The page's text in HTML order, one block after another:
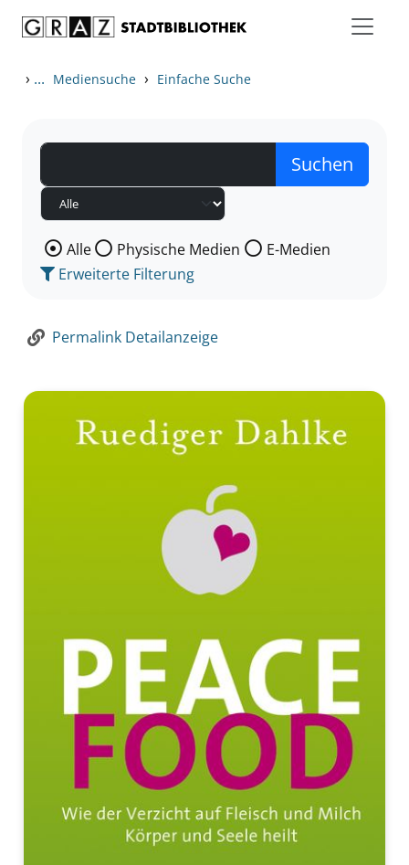
› ... Mediensuche › Einfache Suche
Wählen Sie die Medienart nach der Sie suchen wollen.
Alle Physische Medien
E-Medien
Erweiterte Filterung
Permalink Detailanzeige